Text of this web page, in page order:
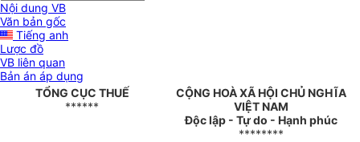
Nội dung VB
Văn bản gốc
Tiếng anh
Lược đồ
VB liên quan
Bản án áp dụng
TỔNG CỤC THUẾ
******
CỘNG HOÀ XÃ HỘI CHỦ NGHĨA
VIỆT NAM
Độc lập - Tự do - Hạnh phúc
********